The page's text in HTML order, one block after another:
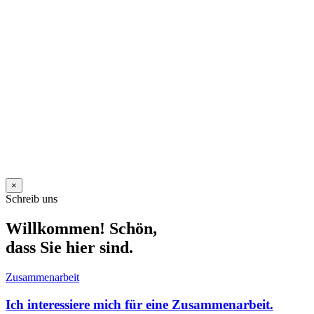
×
Schreib uns
Willkommen! Schön,
dass Sie hier sind.
Zusammenarbeit
Ich interessiere mich für eine Zusammenarbeit.